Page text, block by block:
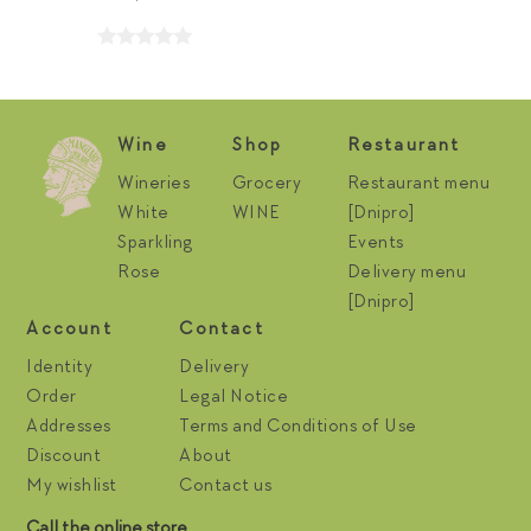
Wine
Wineries
White
Sparkling
Rose
Shop
Grocery
WINE
Restaurant
Restaurant menu
[Dnipro]
Events
Delivery menu
[Dnipro]
Account
Identity
Order
Addresses
Discount
My wishlist
Contact
Delivery
Legal Notice
Terms and Conditions of Use
About
Contact us